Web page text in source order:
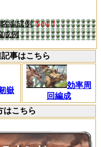
編成例 New!!
成例
事はこちら
嶽
効率周
回編成
はこちら